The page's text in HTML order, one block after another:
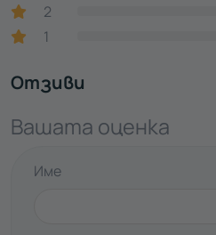
2
1
Отзиви
Вашата оценка
Име